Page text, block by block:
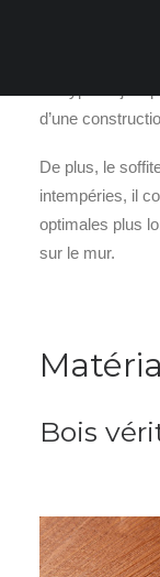
d’une
De plus, le
intempéries, il
optimales plus
sur le mur.
Bois